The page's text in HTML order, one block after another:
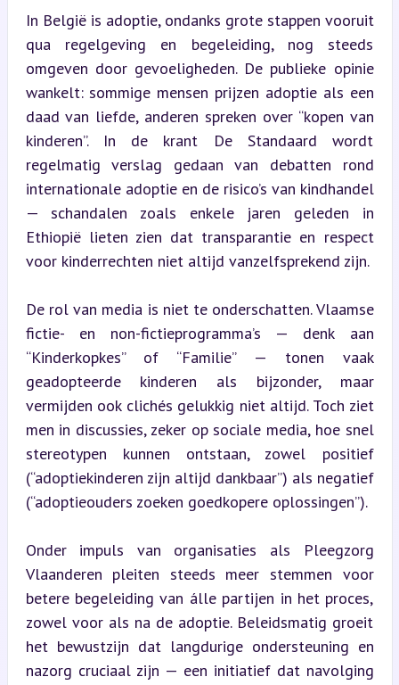
In België is adoptie, ondanks grote stappen vooruit
qua regelgeving en begeleiding, nog steeds
omgeven door gevoeligheden. De publieke opinie
wankelt: sommige mensen prijzen adoptie als een
daad van liefde, anderen spreken over “kopen van
kinderen”. In de krant De Standaard wordt
regelmatig verslag gedaan van debatten rond
internationale adoptie en de risico’s van kindhandel
— schandalen zoals enkele jaren geleden in
Ethiopië lieten zien dat transparantie en respect
voor kinderrechten niet altijd vanzelfsprekend zijn.
De rol van media is niet te onderschatten. Vlaamse
fictie- en non-fictieprogramma’s — denk aan
“Kinderkopkes” of “Familie” — tonen vaak
geadopteerde kinderen als bijzonder, maar
vermijden ook clichés gelukkig niet altijd. Toch ziet
men in discussies, zeker op sociale media, hoe snel
stereotypen kunnen ontstaan, zowel positief
(“adoptiekinderen zijn altijd dankbaar”) als negatief
(“adoptieouders zoeken goedkopere oplossingen”).
Onder impuls van organisaties als Pleegzorg
Vlaanderen pleiten steeds meer stemmen voor
betere begeleiding van álle partijen in het proces,
zowel voor als na de adoptie. Beleidsmatig groeit
het bewustzijn dat langdurige ondersteuning en
nazorg cruciaal zijn — een initiatief dat navolging